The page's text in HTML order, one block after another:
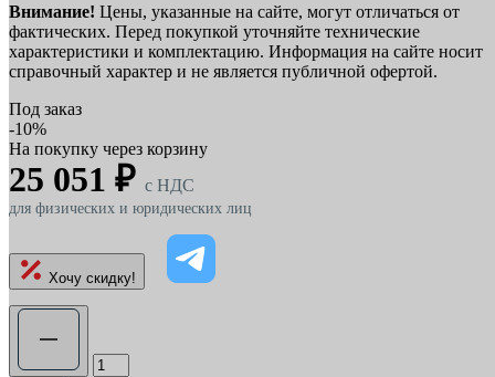
Внимание! Цены, указанные на сайте, могут отличаться от
фактических. Перед покупкой уточняйте технические
характеристики и комплектацию. Информация на сайте носит
справочный характер и не является публичной офертой.
Под заказ
-10%
На покупку через корзину
25 051 ₽ c НДС
для физических и юридических лиц
Хочу скидку!